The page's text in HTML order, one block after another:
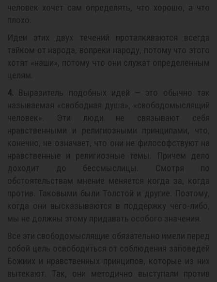
человек хочет сам определять, что хорошо, а что
плохо.
Идеи этих двух течений проталкиваются всегда
тайком от народа, вопреки народу, потому что этого
хотят «наши», потому что они служат определенным
целям.
4. Выразитель подобных идей — это обычно так
называемая «свободная душа», «свободомыслящий
человек». Эти люди не связывают себя
нравственными и религиозными принципами, что,
конечно, не означает, что они не философствуют на
нравственные и религиозные темы. Причем дело
доходит до бессмыслицы. Смотря по
обстоятельствам мнение меняется когда за, когда
против. Таковыми были Толстой и другие. Поэтому,
когда они высказываются в поддержку чего-либо,
мы не должны этому придавать особого значения.
Все эти свободомыслящие обязательно имели перед
собой цель освободиться от соблюдения заповедей
Божиих и нравственных принципов, которые из них
вытекают. Так, они методично выступали против